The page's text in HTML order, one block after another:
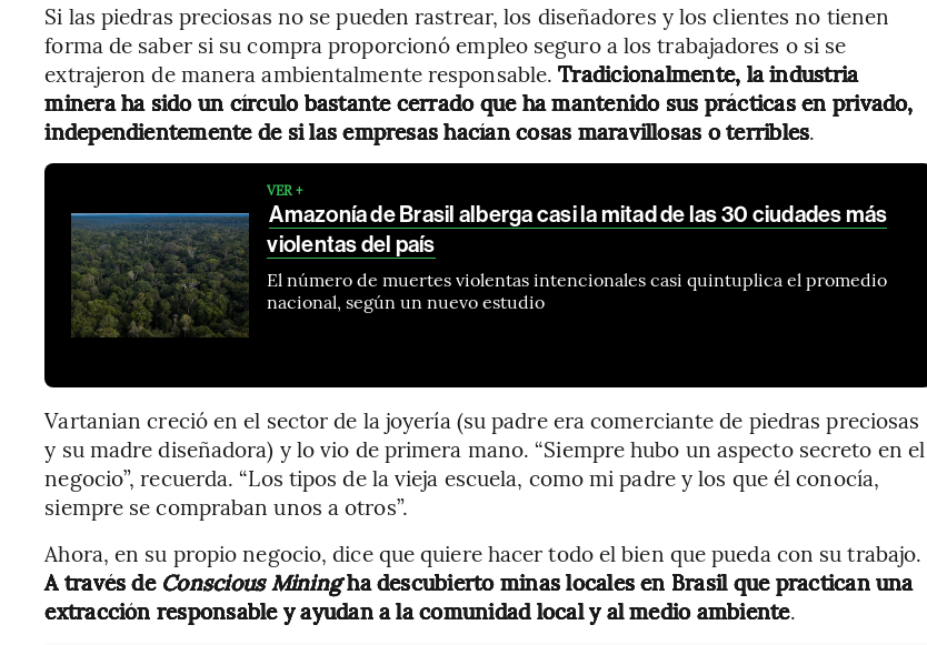
Si las piedras preciosas no se pueden rastrear, los diseñadores y los clientes no tienen
forma de saber si su compra proporcionó empleo seguro a los trabajadores o si se
extrajeron de manera ambientalmente responsable.Tradicionalmente, la industria
minera ha sido un círculo bastante cerrado que ha mantenido sus prácticas en privado,
independientemente de si las empresas hacían cosas maravillosas o terribles.
VER +
Amazonía de Brasil alberga casi la mitad de las 30 ciudades más
violentas del país
El número de muertes violentas intencionales casi quintuplica el promedio
nacional, según un nuevo estudio
Vartanian creció en el sector de la joyería (su padre era comerciante de piedras preciosas
y su madre diseñadora) y lo vio de primera mano. “Siempre hubo un aspecto secreto en el
negocio”, recuerda. “Los tipos de la vieja escuela, como mi padre y los que él conocía,
siempre se compraban unos a otros”.
Ahora, en su propio negocio, dice que quiere hacer todo el bien que pueda con su trabajo.
A través deConscious Miningha descubierto minas locales en Brasil que practican una
extracción responsable y ayudan a la comunidad local y al medio ambiente.